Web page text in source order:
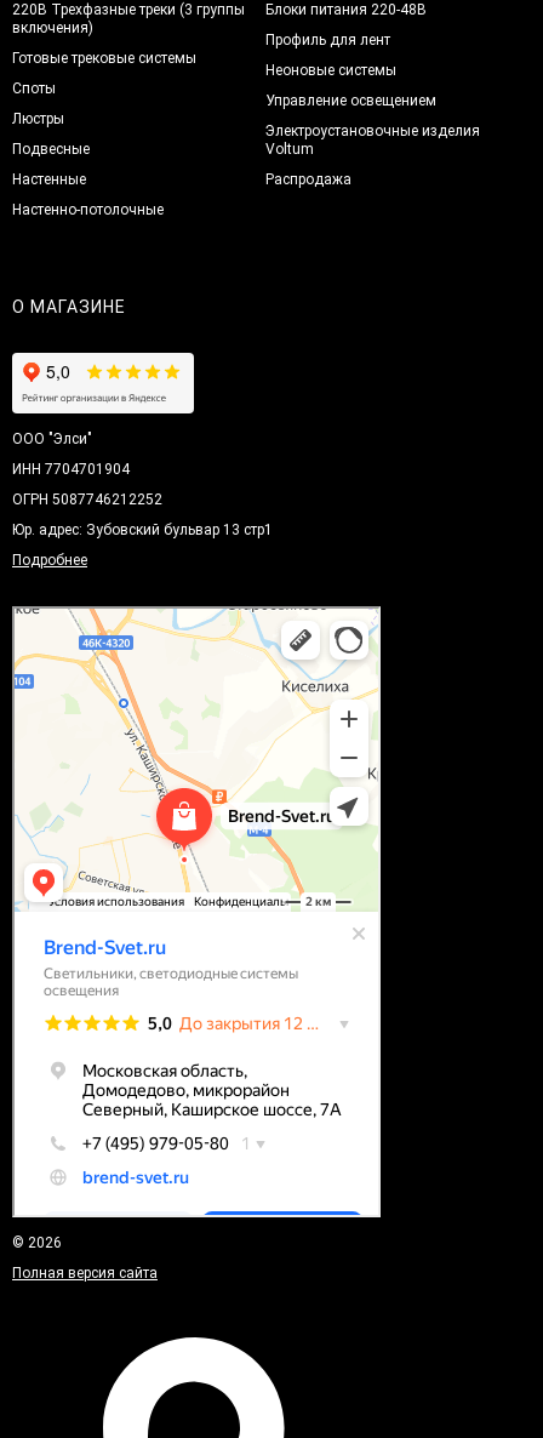
220В Трехфазные треки (3 группы
включения)
Готовые трековые системы
Споты
Люстры
Подвесные
Настенные
Настенно-потолочные
Блоки питания 220-48В
Профиль для лент
Неоновые системы
Управление освещением
Электроустановочные изделия
Voltum
Распродажа
О МАГАЗИНЕ
ООО "Элси"
ИНН 7704701904
ОГРН 5087746212252
Юр. адрес: Зубовский бульвар 13 стр1
Подробнее
© 2026
Полная версия сайта